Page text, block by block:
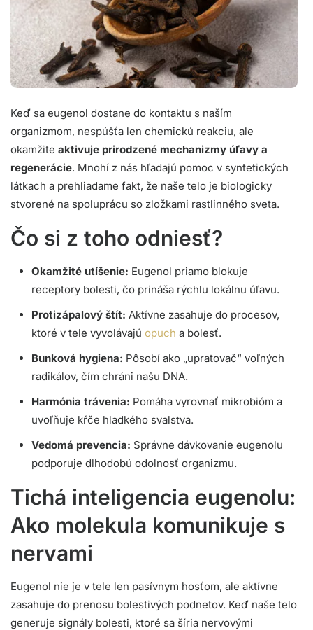
Keď sa eugenol dostane do kontaktu s naším
organizmom, nespúšťa len chemickú reakciu, ale
okamžite aktivuje prirodzené mechanizmy úľavy a
regenerácie. Mnohí z nás hľadajú pomoc v syntetických
látkach a prehliadame fakt, že naše telo je biologicky
stvorené na spoluprácu so zložkami rastlinného sveta.
Čo si z toho odniesť?
Okamžité utíšenie: Eugenol priamo blokuje
receptory bolesti, čo prináša rýchlu lokálnu úľavu.
Protizápalový štít: Aktívne zasahuje do procesov,
ktoré v tele vyvolávajú opuch a bolesť.
Bunková hygiena: Pôsobí ako „upratovač“ voľných
radikálov, čím chráni našu DNA.
Harmónia trávenia: Pomáha vyrovnať mikrobióm a
uvoľňuje kŕče hladkého svalstva.
Vedomá prevencia: Správne dávkovanie eugenolu
podporuje dlhodobú odolnosť organizmu.
Tichá inteligencia eugenolu:
Ako molekula komunikuje s
nervami
Eugenol nie je v tele len pasívnym hosťom, ale aktívne
zasahuje do prenosu bolestivých podnetov. Keď naše telo
generuje signály bolesti, ktoré sa šíria nervovými